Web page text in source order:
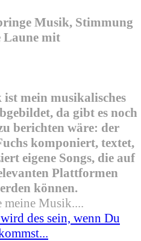
Musik, Stimmung
Laune mit
mein musikalisches
da gibt es noch
berichten wäre: der
komponiert, textet,
eigene Songs, die auf
Plattformen
können.
meine Musik....
des sein, wenn Du